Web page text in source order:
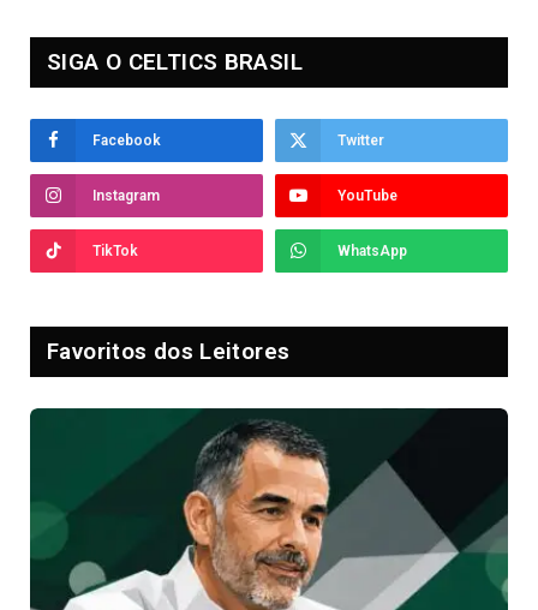
SIGA O CELTICS BRASIL
Facebook Twitter
Instagram YouTube
TikTok WhatsApp
Favoritos dos Leitores